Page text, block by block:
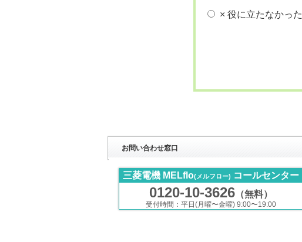
× 役に立たなかった
お問い合わせ窓口
三菱電機 MELflo(メルフロー) コールセンター
0120-10-3626 （無料）
受付時間：平日(月曜〜金曜) 9:00〜19:00